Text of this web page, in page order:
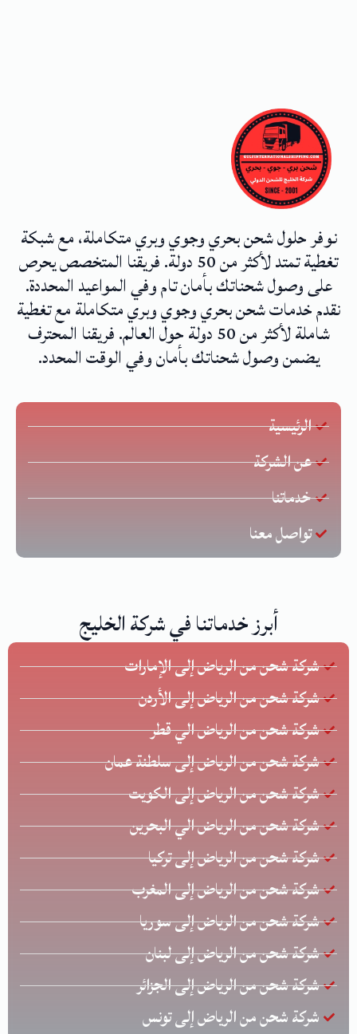
نوفر حلول شحن بحري وجوي وبري متكاملة، مع شبكة
تغطية تمتد لأكثر من 50 دولة. فريقنا المتخصص يحرص
على وصول شحناتك بأمان تام وفي المواعيد المحددة.
نقدم خدمات شحن بحري وجوي وبري متكاملة مع تغطية
شاملة لأكثر من 50 دولة حول العالم. فريقنا المحترف
يضمن وصول شحناتك بأمان وفي الوقت المحدد.
الرئيسية
عن الشركة
خدماتنا
تواصل معنا
أبرز خدماتنا في شركة الخليج
شركة شحن من الرياض إلى الإمارات
شركة شحن من الرياض إلى الأردن
شركة شحن من الرياض الي قطر
شركة شحن من الرياض إلى سلطنة عمان
شركة شحن من الرياض إلى الكويت
شركة شحن من الرياض الي البحرين
شركة شحن من الرياض إلى تركيا
شركة شحن من الرياض إلى المغرب
شركة شحن من الرياض إلى سوريا
شركة شحن من الرياض إلى لبنان
شركة شحن من الرياض إلى الجزائر
شركة شحن من الرياض إلى تونس